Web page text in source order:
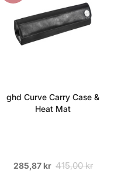
ghd Curve Carry Case &
Heat Mat
285,87 kr 415,00 kr